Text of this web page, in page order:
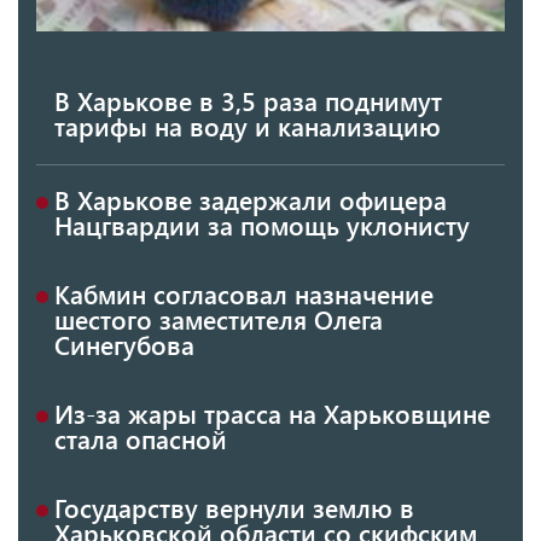
В Харькове в 3,5 раза поднимут
тарифы на воду и канализацию
В Харькове задержали офицера
Нацгвардии за помощь уклонисту
Кабмин согласовал назначение
шестого заместителя Олега
Синегубова
Из-за жары трасса на Харьковщине
стала опасной
Государству вернули землю в
Харьковской области со скифским